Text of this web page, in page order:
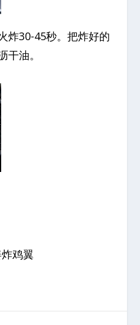
炸30-45秒。把炸好的
油。
鸡翼